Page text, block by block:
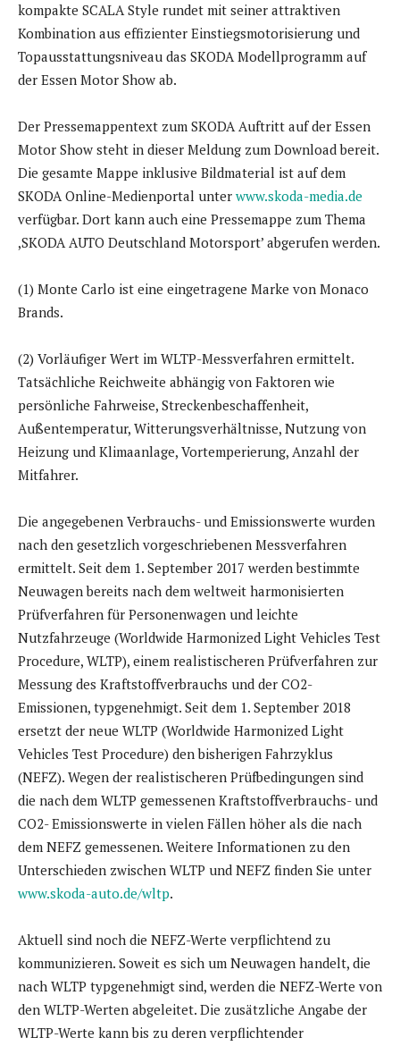
kompakte SCALA Style rundet mit seiner attraktiven
Kombination aus effizienter Einstiegsmotorisierung und
Topausstattungsniveau das SKODA Modellprogramm auf
der Essen Motor Show ab.
Der Pressemappentext zum SKODA Auftritt auf der Essen
Motor Show steht in dieser Meldung zum Download bereit.
Die gesamte Mappe inklusive Bildmaterial ist auf dem
SKODA Online-Medienportal unter www.skoda-media.de
verfügbar. Dort kann auch eine Pressemappe zum Thema
,SKODA AUTO Deutschland Motorsport’ abgerufen werden.
(1) Monte Carlo ist eine eingetragene Marke von Monaco
Brands.
(2) Vorläufiger Wert im WLTP-Messverfahren ermittelt.
Tatsächliche Reichweite abhängig von Faktoren wie
persönliche Fahrweise, Streckenbeschaffenheit,
Außentemperatur, Witterungsverhältnisse, Nutzung von
Heizung und Klimaanlage, Vortemperierung, Anzahl der
Mitfahrer.
Die angegebenen Verbrauchs- und Emissionswerte wurden
nach den gesetzlich vorgeschriebenen Messverfahren
ermittelt. Seit dem 1. September 2017 werden bestimmte
Neuwagen bereits nach dem weltweit harmonisierten
Prüfverfahren für Personenwagen und leichte
Nutzfahrzeuge (Worldwide Harmonized Light Vehicles Test
Procedure, WLTP), einem realistischeren Prüfverfahren zur
Messung des Kraftstoffverbrauchs und der CO2-
Emissionen, typgenehmigt. Seit dem 1. September 2018
ersetzt der neue WLTP (Worldwide Harmonized Light
Vehicles Test Procedure) den bisherigen Fahrzyklus
(NEFZ). Wegen der realistischeren Prüfbedingungen sind
die nach dem WLTP gemessenen Kraftstoffverbrauchs- und
CO2- Emissionswerte in vielen Fällen höher als die nach
dem NEFZ gemessenen. Weitere Informationen zu den
Unterschieden zwischen WLTP und NEFZ finden Sie unter
www.skoda-auto.de/wltp.
Aktuell sind noch die NEFZ-Werte verpflichtend zu
kommunizieren. Soweit es sich um Neuwagen handelt, die
nach WLTP typgenehmigt sind, werden die NEFZ-Werte von
den WLTP-Werten abgeleitet. Die zusätzliche Angabe der
WLTP-Werte kann bis zu deren verpflichtender